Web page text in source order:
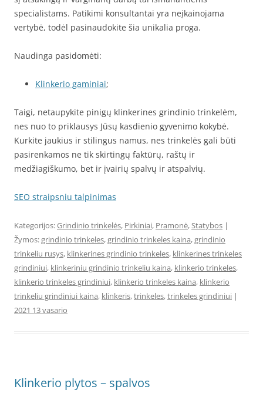
specialistams. Patikimi konsultantai yra neįkainojama
vertybė, todėl pasinaudokite šia unikalia proga.
Naudinga pasidomėti:
Klinkerio gaminiai;
Taigi, netaupykite pinigų klinkerines grindinio trinkelėm,
nes nuo to priklausys Jūsų kasdienio gyvenimo kokybė.
Kurkite jaukius ir stilingus namus, nes trinkelės gali būti
pasirenkamos ne tik skirtingų faktūrų, raštų ir
medžiagiškumo, bet ir įvairių spalvų ir atspalvių.
SEO straipsniu talpinimas
Kategorijos:Grindinio trinkelės, Pirkiniai, Pramonė,Statybos |
Žymos:grindinio trinkeles,grindinio trinkeles kaina,grindinio
trinkeliu rusys, klinkerines grindinio trinkeles, klinkerines trinkeles
grindiniui, klinkeriniu grindinio trinkeliu kaina, klinkerio trinkeles,
klinkerio trinkeles grindiniui, klinkerio trinkeles kaina, klinkerio
trinkeliu grindiniui kaina, klinkeris,trinkeles,trinkeles grindiniui |
2021 13 vasario
Klinkerio plytos – spalvos